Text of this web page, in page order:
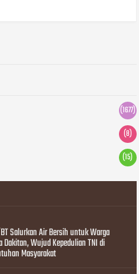
(1677)
(8)
(15)
Salurkan Air Bersih untuk Warga
Dakitan, Wujud Kepedulian TNI di
Masyarakat